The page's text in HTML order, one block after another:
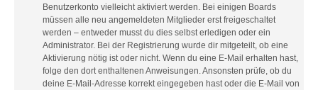
Benutzerkonto vielleicht aktiviert werden. Bei einigen Boards
müssen alle neu angemeldeten Mitglieder erst freigeschaltet
werden – entweder musst du dies selbst erledigen oder ein
Administrator. Bei der Registrierung wurde dir mitgeteilt, ob eine
Aktivierung nötig ist oder nicht. Wenn du eine E-Mail erhalten hast,
folge den dort enthaltenen Anweisungen. Ansonsten prüfe, ob du
deine E-Mail-Adresse korrekt eingegeben hast oder die E-Mail von